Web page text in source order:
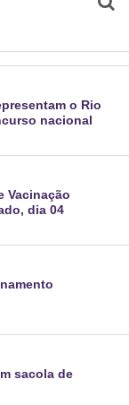
o Rio
nacional
Vacinação
dia 04
sacola de